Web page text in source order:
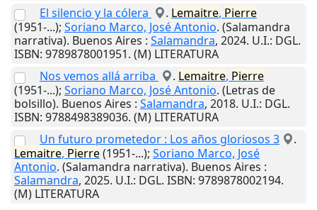
El silencio y la cólera
. Lemaitre, Pierre
(1951-...); Soriano Marco, José Antonio. (Salamandra
narrativa). Buenos Aires : Salamandra, 2024. U.I.: DGL.
ISBN: 9789878001951. (M) LITERATURA
Nos vemos allá arriba
. Lemaitre, Pierre
(1951-...); Soriano Marco, José Antonio. (Letras de
bolsillo). Buenos Aires : Salamandra, 2018. U.I.: DGL.
ISBN: 9788498389036. (M) LITERATURA
Un futuro prometedor : Los años gloriosos 3
.
Lemaitre, Pierre(1951-...); Soriano Marco, José
Antonio. (Salamandra narrativa). Buenos Aires :
Salamandra, 2025. U.I.: DGL. ISBN: 9789878002194.
(M) LITERATURA